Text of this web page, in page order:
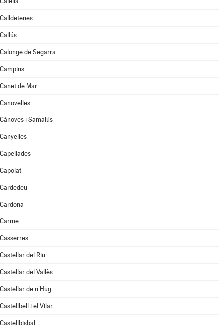
Calldetenes
Callús
Calonge de Segarra
Campins
Canet de Mar
Canovelles
Cànoves i Samalús
Canyelles
Capellades
Capolat
Cardedeu
Cardona
Carme
Casserres
Castellar del Riu
Castellar del Vallès
Castellar de n'Hug
Castellbell i el Vilar
Castellbisbal